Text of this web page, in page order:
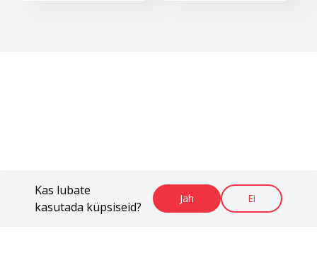
Kas lubate
kasutada küpsiseid?
Jah Ei